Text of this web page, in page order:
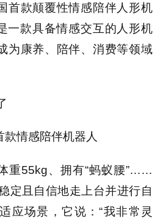
首款颠覆性情感陪伴人形机
款具备情感交互的人形机
为康养、陪伴、消费等领域
情感陪伴机器人
重55kg、拥有“蚂蚁腰”……
定且自信地走上台并进行自
应场景，它说：“我非常灵